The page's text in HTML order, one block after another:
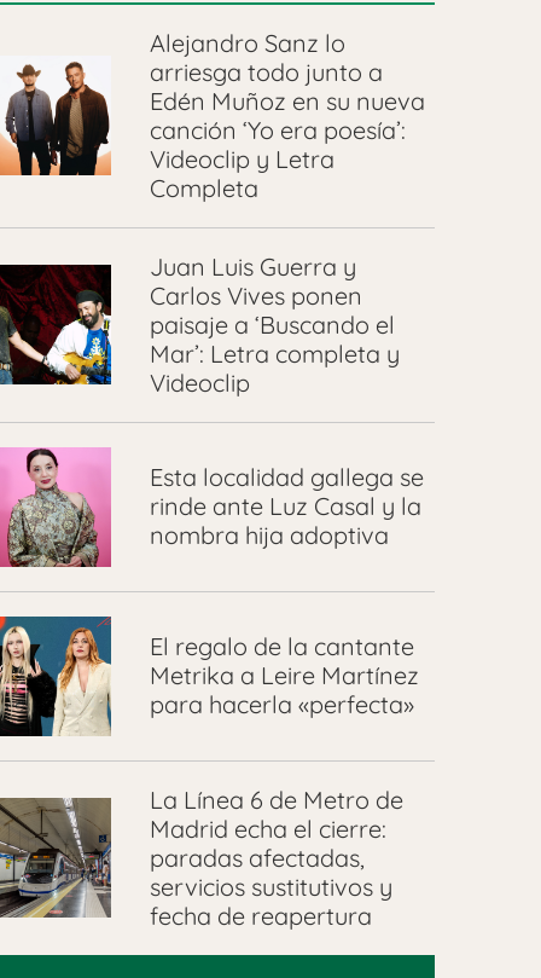
Alejandro Sanz lo
arriesga todo junto a
Edén Muñoz en su nueva
canción ‘Yo era poesía’:
Videoclip y Letra
Completa
Juan Luis Guerra y
Carlos Vives ponen
paisaje a ‘Buscando el
Mar’: Letra completa y
Videoclip
Esta localidad gallega se
rinde ante Luz Casal y la
nombra hija adoptiva
El regalo de la cantante
Metrika a Leire Martínez
para hacerla «perfecta»
La Línea 6 de Metro de
Madrid echa el cierre:
paradas afectadas,
servicios sustitutivos y
fecha de reapertura